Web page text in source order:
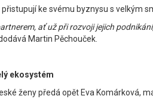
ke svému byznysu s velkým
ať už při rozvoji jejich
Martin Pěchouček.
ekosystém
ženy předá opět Eva